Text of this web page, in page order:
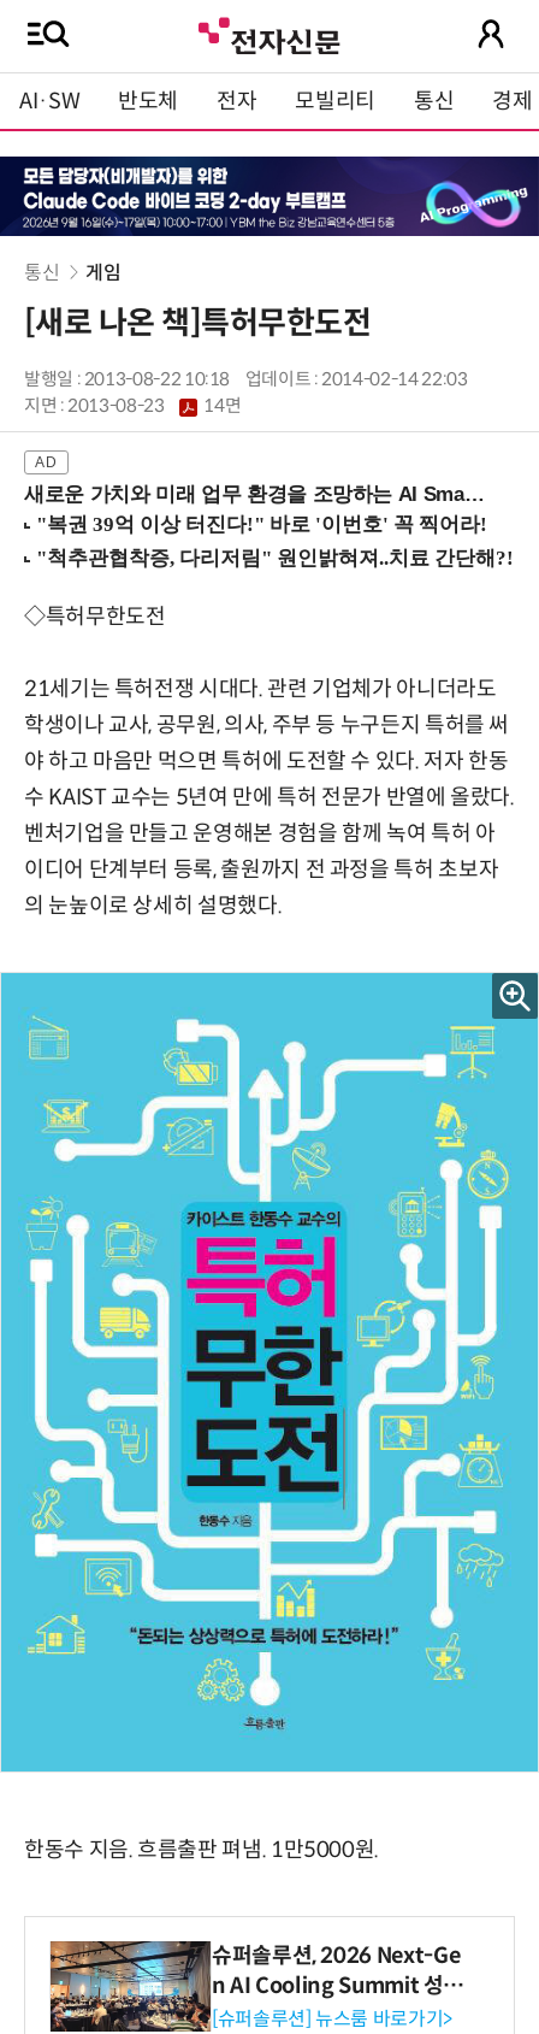
AI·SW 반도체 전자 모빌리티 통신 경제
통신 게임
[새로 나온 책]특허무한도전
발행일 : 2013-08-22 10:18
업데이트 : 2014-02-14 22:03
지면 :2013-08-23 14면
새로운 가치와 미래 업무 환경을 조망하는 AI Smart Work Summit 2026 (9/11 코엑스)
◇특허무한도전
21세기는 특허전쟁 시대다. 관련 기업체가 아니더라도
학생이나 교사, 공무원, 의사, 주부 등 누구든지 특허를 써
야 하고 마음만 먹으면 특허에 도전할 수 있다. 저자 한동
수 KAIST 교수는 5년여 만에 특허 전문가 반열에 올랐다.
벤처기업을 만들고 운영해본 경험을 함께 녹여 특허 아
이디어 단계부터 등록, 출원까지 전 과정을 특허 초보자
의 눈높이로 상세히 설명했다.
한동수 지음. 흐름출판 펴냄. 1만5000원.
슈퍼솔루션, 2026 Next-Ge
n AI Cooling Summit 성황
리 성료
[슈퍼솔루션] 뉴스룸 바로가기>